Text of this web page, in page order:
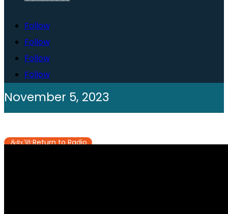
Follow
Follow
Follow
Follow
November 5, 2023
Return to Radio